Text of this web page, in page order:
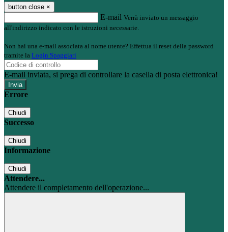
button close ×
E-mail Verrà inviato un messaggio
all'indirizzo indicato con le istruzioni necessarie.
Non hai una e-mail associata al nome utente? Effettua il reset della password
tramite la Login Spaggiari
E-mail inviata, si prega di controllare la casella di posta elettronica!
Errore
Chiudi
Successo
Chiudi
Informazione
Chiudi
Attendere...
Attendere il completamento dell'operazione...